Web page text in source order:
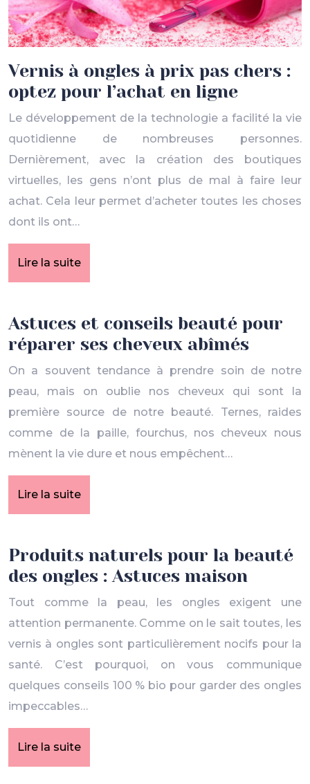
Vernis à ongles à prix pas chers :
optez pour l’achat en ligne
Le développement de la technologie a facilité la vie
quotidienne de nombreuses personnes.
Dernièrement, avec la création des boutiques
virtuelles, les gens n’ont plus de mal à faire leur
achat. Cela leur permet d’acheter toutes les choses
dont ils ont…
Lire la suite
Astuces et conseils beauté pour
réparer ses cheveux abîmés
On a souvent tendance à prendre soin de notre
peau, mais on oublie nos cheveux qui sont la
première source de notre beauté. Ternes, raides
comme de la paille, fourchus, nos cheveux nous
mènent la vie dure et nous empêchent…
Lire la suite
Produits naturels pour la beauté
des ongles : Astuces maison
Tout comme la peau, les ongles exigent une
attention permanente. Comme on le sait toutes, les
vernis à ongles sont particulièrement nocifs pour la
santé. C’est pourquoi, on vous communique
quelques conseils 100 % bio pour garder des ongles
impeccables…
Lire la suite